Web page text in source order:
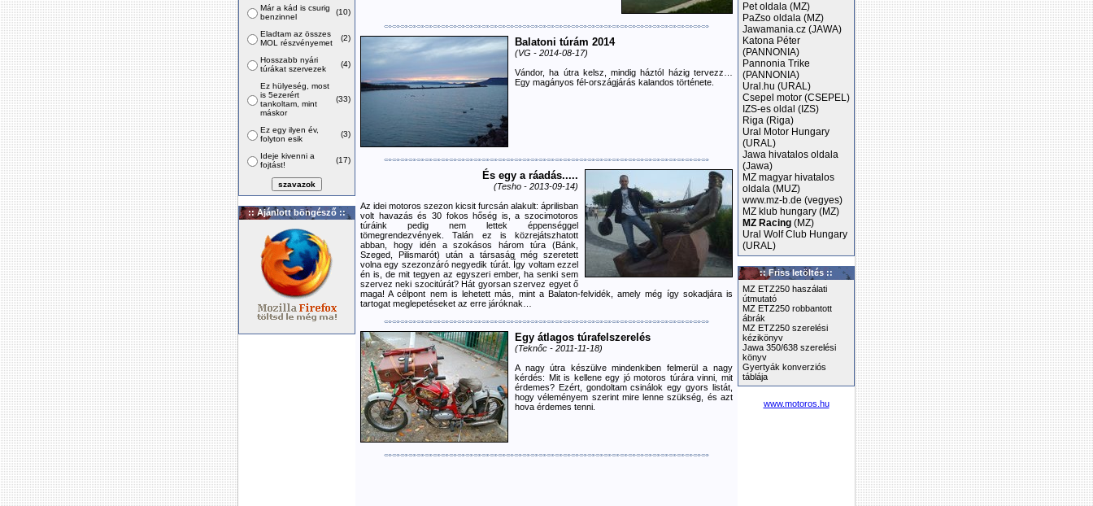
Már a kád is csurig
benzinnel
(10)
Eladtam az összes
MOL részvényemet
(2)
Hosszabb nyári
túrákat szervezek
(4)
Ez hülyeség, most
is 5ezerért
tankoltam, mint
máskor
(33)
Ez egy ilyen év,
folyton esik
(3)
Ideje kivenni a
fojtást!
(17)
:: Ajánlott böngésző ::
Balatoni túrám 2014
(VG - 2014-08-17)
Vándor, ha útra kelsz, mindig háztól házig tervezz…
Egy magányos fél-országjárás kalandos története.
És egy a ráadás.....
(Tesho - 2013-09-14)
Az idei motoros szezon kicsit furcsán alakult: áprilisban
volt havazás és 30 fokos hőség is, a szocimotoros
túráink pedig nem lettek éppenséggel
tömegrendezvények. Talán ez is közrejátszhatott
abban, hogy idén a szokásos három túra (Bánk,
Szeged, Pilismarót) után a társaság még szeretett
volna egy szezonzáró negyedik túrát. Így voltam ezzel
én is, de mit tegyen az egyszeri ember, ha senki sem
szervez neki szocitúrát? Hát gyorsan szervez egyet ő
maga! A célpont nem is lehetett más, mint a Balaton-felvidék, amely még így sokadjára is
tartogat meglepetéseket az erre járóknak…
Egy átlagos túrafelszerelés
(Teknőc - 2011-11-18)
A nagy útra készülve mindenkiben felmerül a nagy
kérdés: Mit is kellene egy jó motoros túrára vinni, mit
érdemes? Ezért, gondoltam csinálok egy gyors listát,
hogy véleményem szerint mire lenne szükség, és azt
hova érdemes tenni.
Pet oldala (MZ)
PaZso oldala (MZ)
Jawamania.cz (JAWA)
Katona Péter
(PANNONIA)
Pannonia Trike
(PANNONIA)
Ural.hu (URAL)
Csepel motor (CSEPEL)
IZS-es oldal (IZS)
Riga (Riga)
Ural Motor Hungary
(URAL)
Jawa hivatalos oldala
(Jawa)
MZ magyar hivatalos
oldala (MUZ)
www.mz-b.de (vegyes)
MZ klub hungary (MZ)
MZ Racing (MZ)
Ural Wolf Club Hungary
(URAL)
:: Friss letöltés ::
MZ ETZ250 haszálati
útmutató
MZ ETZ250 robbantott
ábrák
MZ ETZ250 szerelési
kézikönyv
Jawa 350/638 szerelési
könyv
Gyertyák konverziós
táblája
www.motoros.hu